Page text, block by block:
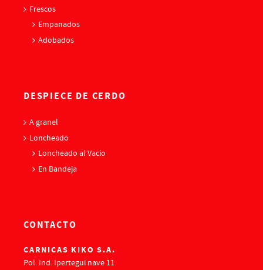
Frescos
Empanados
Adobados
DESPIECE DE CERDO
A granel
Loncheado
Loncheado al Vacío
En Bandeja
CONTACTO
CARNICAS KIKO S.A.
Pol. Ind. Ipertegui nave 11